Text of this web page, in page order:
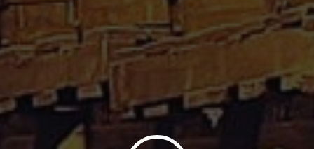
UN RHUM COLLECTOR
780.00€